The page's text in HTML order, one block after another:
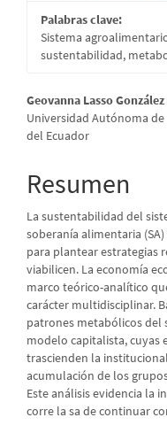
Palabras clave:
Sistema
sustentabilidad,
Contenido
principal
artículo
Geovanna Lasso González
Universidad Autónoma
del Ecuador
Resumen
La sustentabilidad del
soberanía alimentaria
para plantear estrategias
viabilicen. La economía
marco teórico-analítico
carácter multidisciplinar.
patrones metabólicos del
modelo capitalista, cuyas
trascienden la
acumulación de los
Este análisis evidencia la
corre la sa de continuar